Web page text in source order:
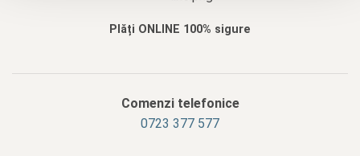
Plăți ONLINE 100% sigure
Comenzi telefonice
0723 377 577